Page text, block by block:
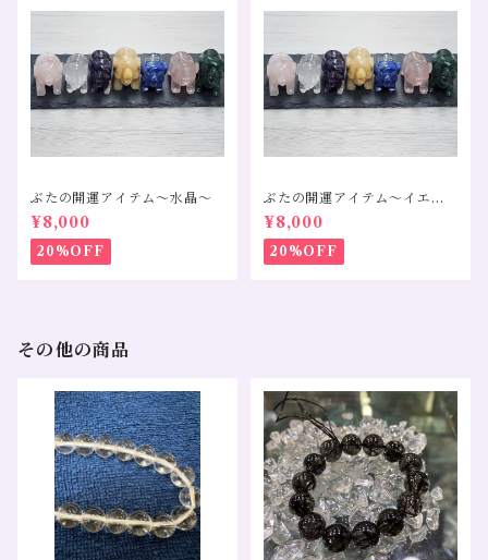
ぶたの開運アイテム～水晶～
¥8,000
20%OFF
ぶたの開運アイテム～イエロ
ーカルサイト～
¥8,000
20%OFF
その他の商品